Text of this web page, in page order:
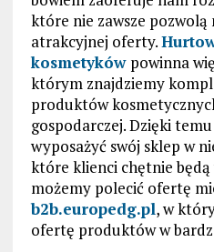
które nie zawsze
atrakcyjnej oferty.
kosmetyków powinna
którym znajdziemy
produktów
gospodarczej. Dzięki
wyposażyć swój sklep w
które klienci chętnie będą
możemy polecić ofertę
b2b.europedg.pl, w
ofertę produktów w